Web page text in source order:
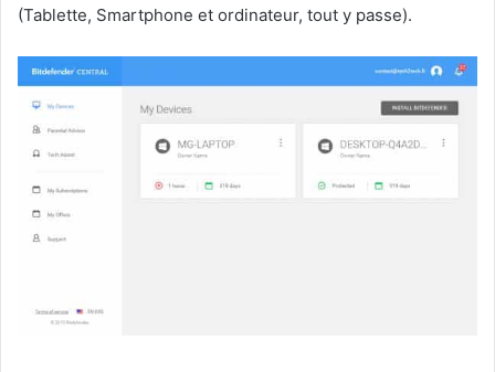
(Tablette, Smartphone et ordinateur, tout y passe).